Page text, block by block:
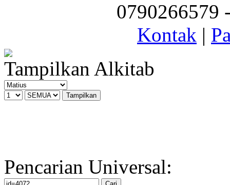
0790266579
Kontak |
Tampilkan Alkitab
Pencarian Universal: